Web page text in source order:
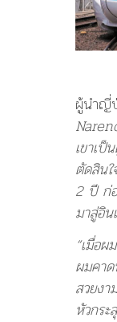
ผู้นำญี่
เขาเป็
ตัดสินใ
2 ปี ก่
มาสู่อิน
“เมื่อ
ผมคา
สวยง
หัวกระ